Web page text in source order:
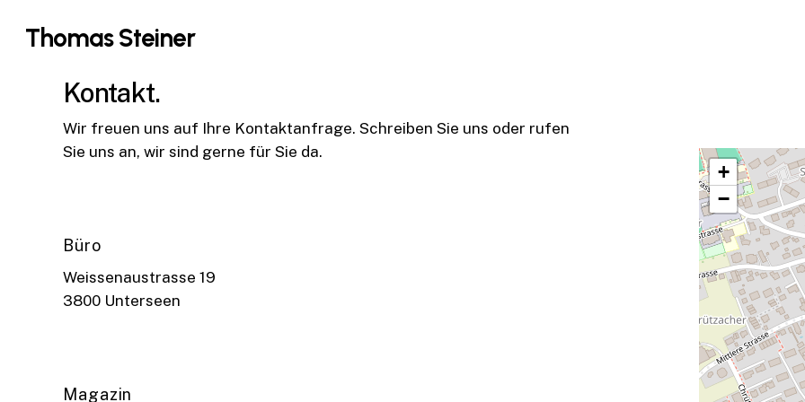
Thomas Steiner
Kontakt.
Wir freuen uns auf Ihre Kontaktanfrage. Schreiben Sie uns oder rufen
Sie uns an, wir sind gerne für Sie da.
Büro
Weissenaustrasse 19
3800 Unterseen
Magazin
+
−